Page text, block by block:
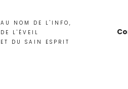
AU NOM DE L'INFO,
DE L'ÉVEIL
ET DU SAIN ESPRIT